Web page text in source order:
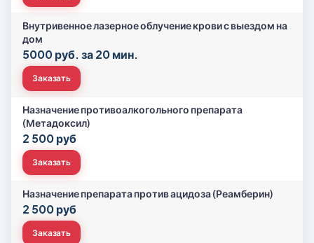
Внутривенное лазерное облучение крови с выездом на
дом
5000 руб. за 20 мин.
Заказать
Назначение противоалкогольного препарата
(Метадоксил)
2 500 руб
Заказать
Назначение препарата против ацидоза (Реамберин)
2 500 руб
Заказать